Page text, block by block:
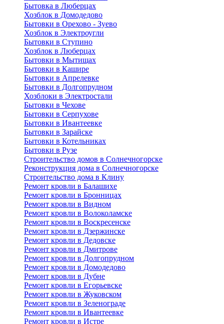
Бытовка в Люберцах
Хозблок в Домодедово
Бытовки в Орехово - Зуево
Хозблок в Электроугли
Бытовки в Ступино
Хозблок в Люберцах
Бытовки в Мытищах
Бытовки в Кашире
Бытовки в Апрелевке
Бытовки в Долгопрудном
Хозблоки в Электростали
Бытовки в Чехове
Бытовки в Серпухове
Бытовки в Ивантеевке
Бытовки в Зарайске
Бытовки в Котельниках
Бытовки в Рузе
Строительство домов в Солнечногорске
Реконструкция дома в Солнечногорске
Строительство дома в Клину
Ремонт кровли в Балашихе
Ремонт кровли в Бронницах
Ремонт кровли в Видном
Ремонт кровли в Волоколамске
Ремонт кровли в Воскресенске
Ремонт кровли в Дзержинске
Ремонт кровли в Дедовске
Ремонт кровли в Дмитрове
Ремонт кровли в Долгопрудном
Ремонт кровли в Домодедово
Ремонт кровли в Дубне
Ремонт кровли в Егорьевске
Ремонт кровли в Жуковском
Ремонт кровли в Зеленограде
Ремонт кровли в Ивантеевке
Ремонт кровли в Истре